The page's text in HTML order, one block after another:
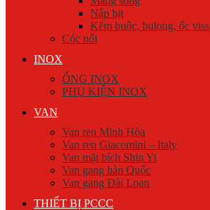
Nắp bịt
Kẽm buộc, bulong, ốc viss
Cóc nối
INOX
ỐNG INOX
PHỤ KIỆN INOX
VAN
Van ren Minh Hòa
Van ren Giacomini – Italy
Van mặt bích Shin Yi
Van gang hàn Quốc
Van gang Đài Loan
THIẾT BỊ PCCC